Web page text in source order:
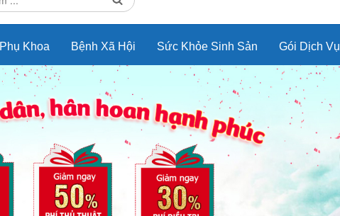
Phụ Khoa Bệnh Xã Hội Sức Khỏe Sinh Sản Gói Dịch Vụ